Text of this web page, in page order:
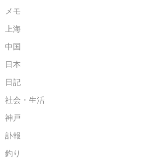
メモ
上海
中国
日本
日記
社会・生活
神戸
訃報
釣り